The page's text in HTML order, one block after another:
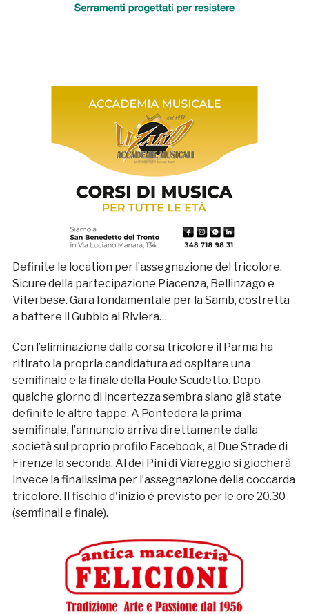
Definite le location per l’assegnazione del tricolore.
Sicure della partecipazione Piacenza, Bellinzago e
Viterbese. Gara fondamentale per la Samb, costretta
a battere il Gubbio al Riviera…
Con l’eliminazione dalla corsa tricolore il Parma ha
ritirato la propria candidatura ad ospitare una
semifinale e la finale della Poule Scudetto. Dopo
qualche giorno di incertezza sembra siano già state
definite le altre tappe. A Pontedera la prima
semifinale, l’annuncio arriva direttamente dalla
società sul proprio profilo Facebook, al Due Strade di
Firenze la seconda. Al dei Pini di Viareggio si giocherà
invece la finalissima per l’assegnazione della coccarda
tricolore. Il fischio d'inizio è previsto per le ore 20.30
(semfinali e finale).